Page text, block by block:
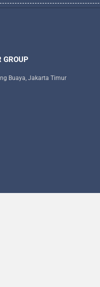
GROUP
Buaya, Jakarta Timur